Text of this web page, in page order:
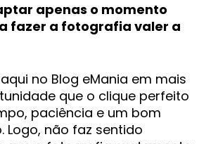
apenas o momento
fazer a fotografia valer a
no Blog eMania em mais
que o clique perfeito
paciência e um bom
Logo, não faz sentido